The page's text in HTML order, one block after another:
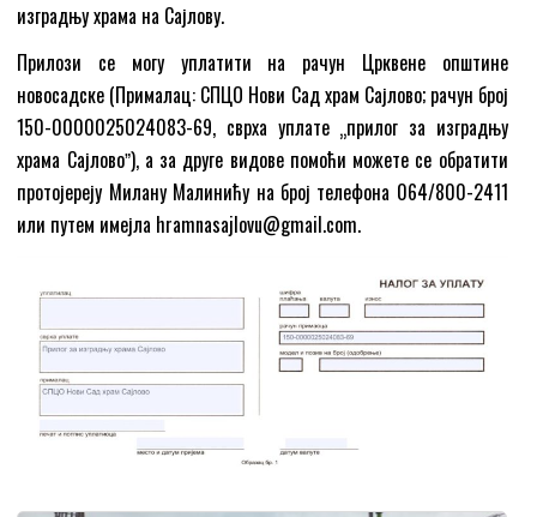
изградњу храма на Сајлову.
Прилози се могу уплатити на рачун Црквене општине
новосадске (Прималац: СПЦО Нови Сад храм Сајлово; рачун број
150-0000025024083-69, сврха уплате „прилог за изградњу
храма Сајловоˮ), а за друге видове помоћи можете се обратити
протојереју Милану Малинићу на број телефона 064/800-2411
или путем имејла hramnasajlovu@gmail.com.